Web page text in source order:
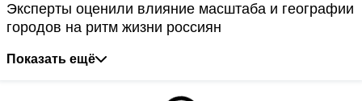
Эксперты оценили влияние масштаба и географии
городов на ритм жизни россиян
Показать ещё